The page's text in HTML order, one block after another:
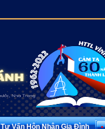
Tư Vấn Hôn Nhân Gia Đình •